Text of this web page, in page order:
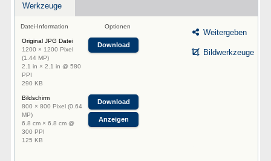
Werkzeuge
Datei-Information Optionen
Original JPG Datei
1200 × 1200 Pixel
(1.44 MP)
2.1 in × 2.1 in @ 580
PPI
290 KB
Download
Bildschirm
800 × 800 Pixel (0.64
MP)
6.8 cm × 6.8 cm @
300 PPI
125 KB
Download
Anzeigen
Weitergeben
Bildwerkzeuge